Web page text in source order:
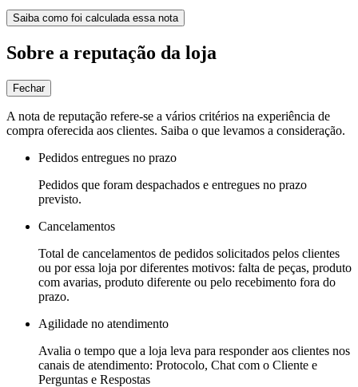
Saiba como foi calculada essa nota
Sobre a reputação da loja
Fechar
A nota de reputação refere-se a vários critérios na experiência de
compra oferecida aos clientes. Saiba o que levamos a consideração.
Pedidos entregues no prazo
Pedidos que foram despachados e entregues no prazo
previsto.
Cancelamentos
Total de cancelamentos de pedidos solicitados pelos clientes
ou por essa loja por diferentes motivos: falta de peças, produto
com avarias, produto diferente ou pelo recebimento fora do
prazo.
Agilidade no atendimento
Avalia o tempo que a loja leva para responder aos clientes nos
canais de atendimento: Protocolo, Chat com o Cliente e
Perguntas e Respostas